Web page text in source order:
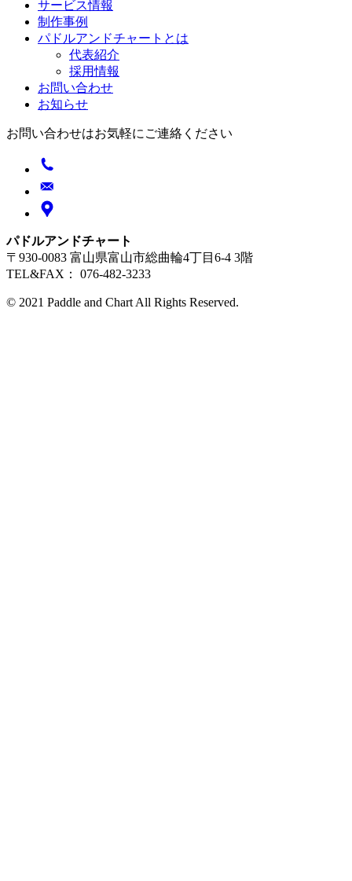
サービス情報
制作事例
パドルアンドチャートとは
代表紹介
採用情報
お問い合わせ
お知らせ
お問い合わせはお気軽にご連絡ください
パドルアンドチャート
〒930-0083 富山県富山市総曲輪4丁目6-4 3階
TEL&FAX： 076-482-3233
© 2021 Paddle and Chart All Rights Reserved.